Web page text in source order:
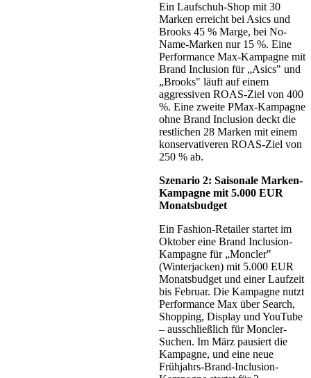
Ein Laufschuh-Shop mit 30
Marken erreicht bei Asics und
Brooks 45 % Marge, bei No-
Name-Marken nur 15 %. Eine
Performance Max-Kampagne mit
Brand Inclusion für „Asics" und
„Brooks" läuft auf einem
aggressiven ROAS-Ziel von 400
%. Eine zweite PMax-Kampagne
ohne Brand Inclusion deckt die
restlichen 28 Marken mit einem
konservativeren ROAS-Ziel von
250 % ab.
Szenario 2: Saisonale Marken-
Kampagne mit 5.000 EUR
Monatsbudget
Ein Fashion-Retailer startet im
Oktober eine Brand Inclusion-
Kampagne für „Moncler"
(Winterjacken) mit 5.000 EUR
Monatsbudget und einer Laufzeit
bis Februar. Die Kampagne nutzt
Performance Max über Search,
Shopping, Display und YouTube
– ausschließlich für Moncler-
Suchen. Im März pausiert die
Kampagne, und eine neue
Frühjahrs-Brand-Inclusion-